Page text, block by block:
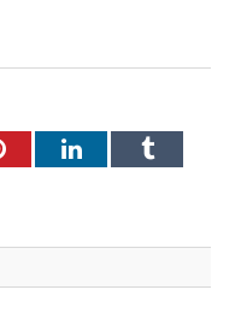
Pinterest
LinkedIn